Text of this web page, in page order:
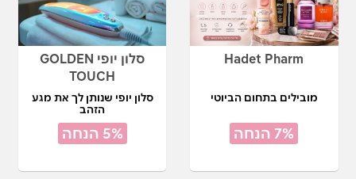
Hadet Pharm
מובילים בתחום הביוטי
7% הנחה
סלון יופי GOLDEN
TOUCH
סלון יופי שנותן לך את מגע
הזהב
5% הנחה